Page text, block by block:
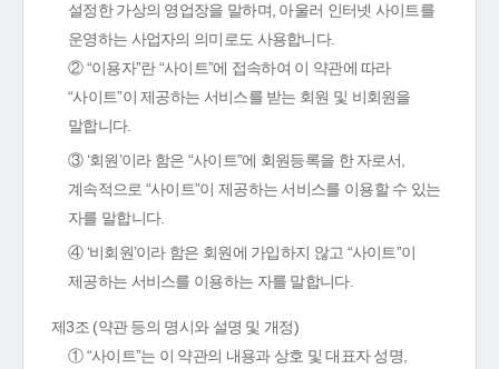
설정한 가상의 영업장을 말하며, 아울러 인터넷 사이트를
운영하는 사업자의 의미로도 사용합니다.
② “이용자”란 “사이트”에 접속하여 이 약관에 따라
“사이트”이 제공하는 서비스를 받는 회원 및 비회원을
말합니다.
③ ‘회원’이라 함은 “사이트”에 회원등록을 한 자로서,
계속적으로 “사이트”이 제공하는 서비스를 이용할 수 있는
자를 말합니다.
④ ‘비회원’이라 함은 회원에 가입하지 않고 “사이트”이
제공하는 서비스를 이용하는 자를 말합니다.
제3조 (약관 등의 명시와 설명 및 개정)
① “사이트”는 이 약관의 내용과 상호 및 대표자 성명,